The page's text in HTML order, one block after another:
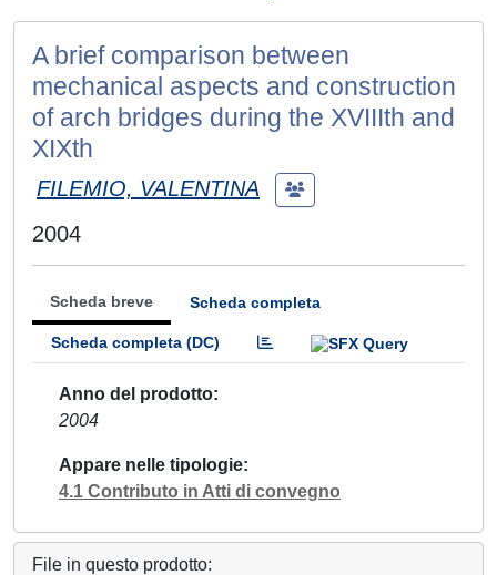
A brief comparison between
mechanical aspects and construction
of arch bridges during the XVIIIth and
XIXth
FILEMIO, VALENTINA
2004
Scheda breve Scheda completa
Scheda completa (DC)
Anno del prodotto
2004
Appare nelle tipologie
4.1 Contributo in Atti di convegno
File in questo prodotto: